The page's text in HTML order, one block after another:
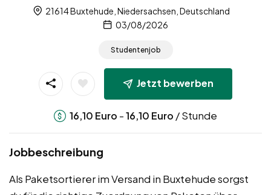
21614 Buxtehude, Niedersachsen, Deutschland
03/08/2026
Studentenjob
Jetzt bewerben
16,10 Euro -16,10 Euro / Stunde
Jobbeschreibung
Als Paketsortierer im Versand in Buxtehude sorgst